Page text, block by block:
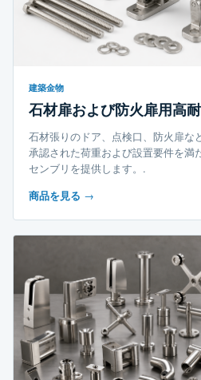
建築金物
石材扉および防火扉用高
石材張りのドア、点検口、防火扉な
承認された荷重および設置要件を満
センブリを提供します。.
商品を見る →